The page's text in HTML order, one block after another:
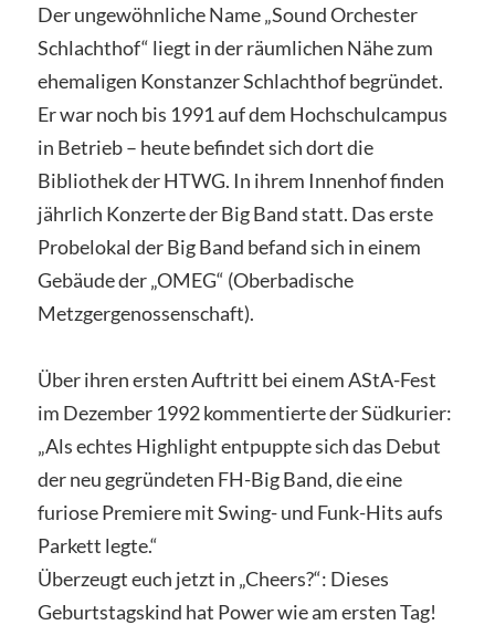
Der ungewöhnliche Name „Sound Orchester
Schlachthof“ liegt in der räumlichen Nähe zum
ehemaligen Konstanzer Schlachthof begründet.
Er war noch bis 1991 auf dem Hochschulcampus
in Betrieb – heute befindet sich dort die
Bibliothek der HTWG. In ihrem Innenhof finden
jährlich Konzerte der Big Band statt. Das erste
Probelokal der Big Band befand sich in einem
Gebäude der „OMEG“ (Oberbadische
Metzgergenossenschaft).
Über ihren ersten Auftritt bei einem AStA-Fest
im Dezember 1992 kommentierte der Südkurier:
„Als echtes Highlight entpuppte sich das Debut
der neu gegründeten FH-Big Band, die eine
furiose Premiere mit Swing- und Funk-Hits aufs
Parkett legte.“
Überzeugt euch jetzt in „Cheers?“: Dieses
Geburtstagskind hat Power wie am ersten Tag!